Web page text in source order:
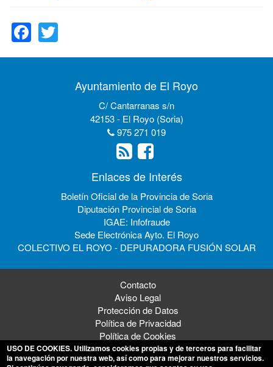
Facebook
Ayuntamiento de El Royo
C/ Cantarranas s/n
42153 - El Royo (Soria)
975 271 019
Enlaces de Interés
Boletín Oficial de la Provincia de Soria
Diputación Provincial de Soria
IGAE: Infofraude
Sede Electrónica Ayto. El Royo
COLECTIVO EL ROYO - DEPURADORA FUSIÓN SOLAR
Contacto
Aviso Legal
Protección de Datos
Política de Privacidad
Política de Cookies
USO DE COOKIES. Utilizamos cookies propias y de terceros para facilitar
la navegación por nuestra web, así como para mejorar nuestros servicios.